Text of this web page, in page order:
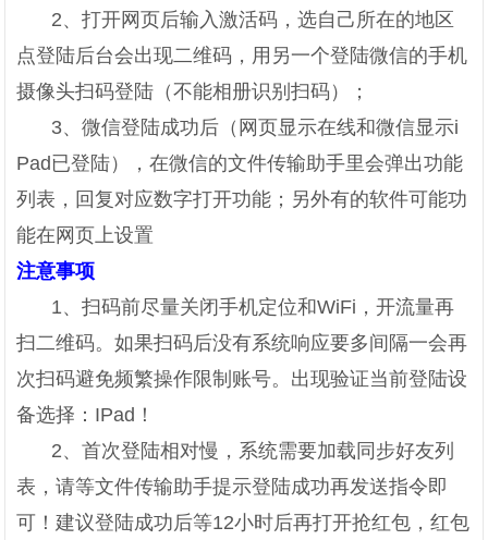
2、打开网页后输入激活码，选自己所在的地区
点登陆后台会出现二维码，用另一个登陆微信的手机
摄像头扫码登陆（不能相册识别扫码）；
3、微信登陆成功后（网页显示在线和微信显示i
Pad已登陆），在微信的文件传输助手里会弹出功能
列表，回复对应数字打开功能；另外有的软件可能功
能在网页上设置
注意事项
1、扫码前尽量关闭手机定位和WiFi，开流量再
扫二维码。如果扫码后没有系统响应要多间隔一会再
次扫码避免频繁操作限制账号。出现验证当前登陆设
备选择：IPad！
2、首次登陆相对慢，系统需要加载同步好友列
表，请等文件传输助手提示登陆成功再发送指令即
可！建议登陆成功后等12小时后再打开抢红包，红包